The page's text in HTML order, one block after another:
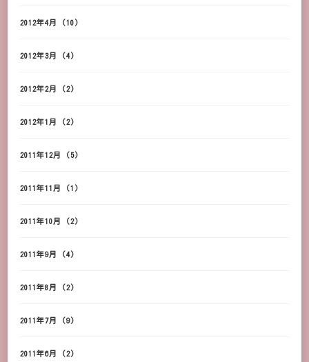
2012年4月 (10)
2012年3月 (4)
2012年2月 (2)
2012年1月 (2)
2011年12月 (5)
2011年11月 (1)
2011年10月 (2)
2011年9月 (4)
2011年8月 (2)
2011年7月 (9)
2011年6月 (2)